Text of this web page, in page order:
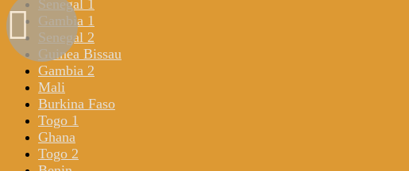
Senegal 1
Gambia 1
Senegal 2
Guinea Bissau
Gambia 2
Mali
Burkina Faso
Togo 1
Ghana
Togo 2